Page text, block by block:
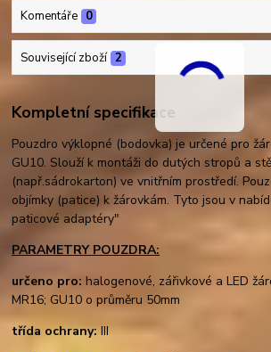
Komentáře 0
Související zboží 2
Kompletní specifikace
Pouzdro výklopné (bodovka) je určené pro
GU10. Slouží k montáži do dutých stropů a
(např.sádrokarton) ve vnitřním prostředí.
objímky (patice) k žárovkám. Tyto jsou v
paticové adaptéry"
PARAMETRY POUZDRA:
určeno pro:halogenové, zářivkové a LED
MR16; GU10 o průměru 50mm
třída ochrany:III